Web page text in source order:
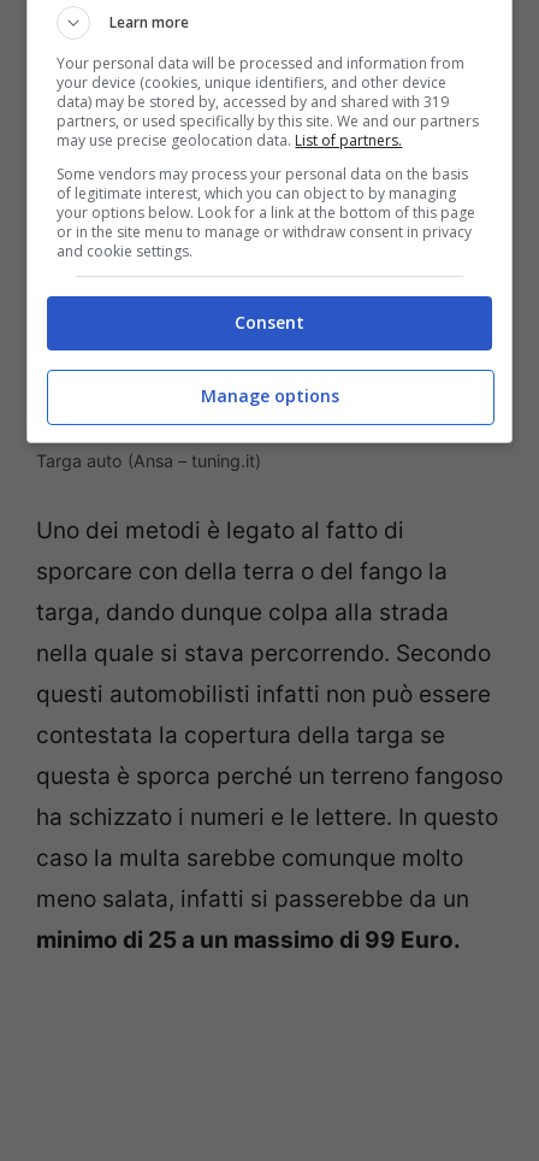
motivo c’è chi ha studiato una serie di
stratagemmi pazzeschi.
Targa auto (Ansa – tuning.it)
Uno dei metodi è legato al fatto di
sporcare con della terra o del fango la
targa, dando dunque colpa alla strada
nella quale si stava percorrendo. Secondo
questi automobilisti infatti non può essere
contestata la copertura della targa se
questa è sporca perché un terreno fangoso
ha schizzato i numeri e le lettere. In questo
caso la multa sarebbe comunque molto
meno salata, infatti si passerebbe da un
minimo di 25 a un massimo di 99 Euro.
Learn more
Your personal data will be processed and information from
your device (cookies, unique identifiers, and other device
data) may be stored by, accessed by and shared with 319
partners, or used specifically by this site. We and our partners
may use precise geolocation data. List of partners.
Some vendors may process your personal data on the basis
of legitimate interest, which you can object to by managing
your options below. Look for a link at the bottom of this page
or in the site menu to manage or withdraw consent in privacy
and cookie settings.
Consent
Manage options